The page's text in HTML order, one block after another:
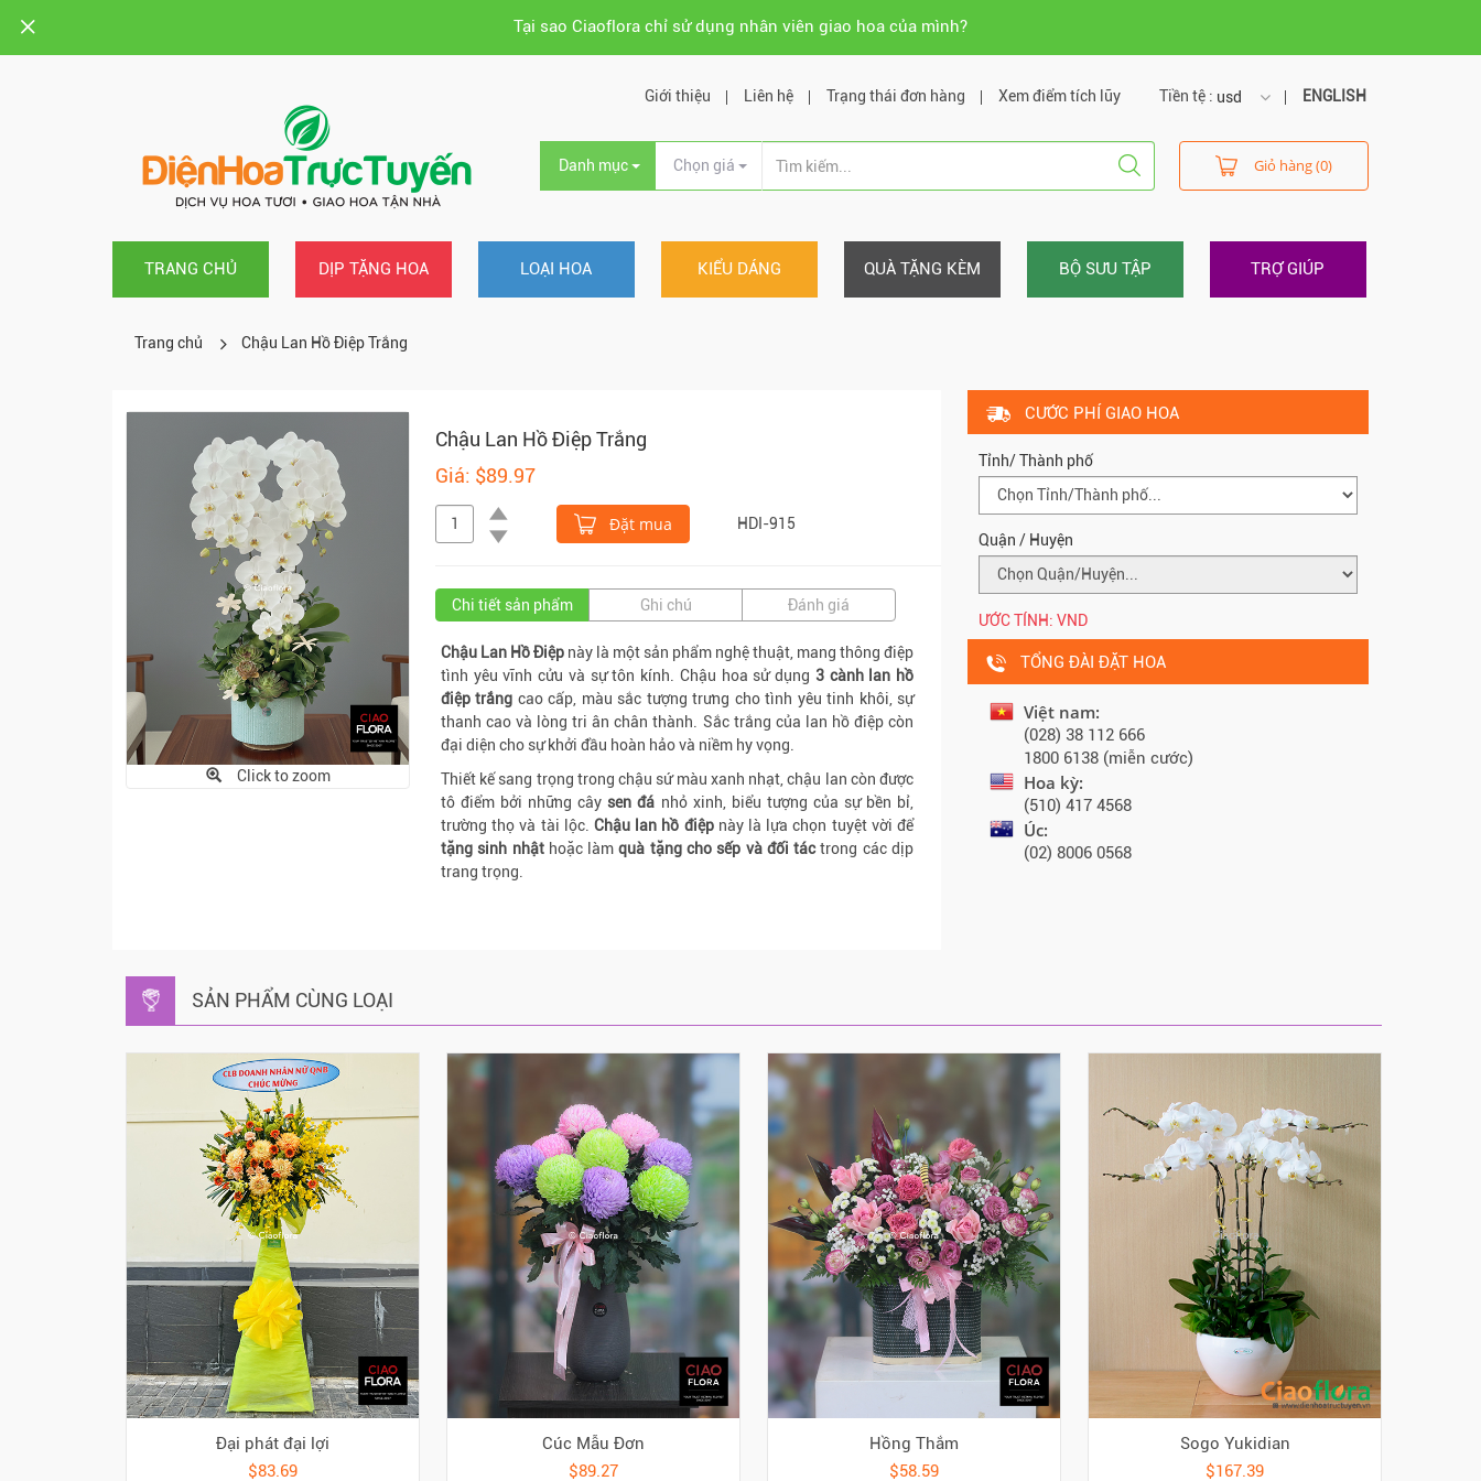
Tại sao Ciaoflora chỉ sử dụng nhân viên giao hoa của mình?
Tiền tệ : usd
usd
vnd
ENGLISH
Giới thiệu Liên hệ Trạng thái đơn hàng Xem điểm tích lũy
Danh mục Chọn giá Giỏ hàng (0)
TRANG CHỦ DỊP TẶNG HOA LOẠI HOA KIỂU DÁNG QUÀ TẶNG KÈM BỘ SƯU TẬP TRỢ GIÚP
Trang chủ Chậu Lan Hồ Điệp Trắng
Click to zoom
Chậu Lan Hồ Điệp Trắng
Giá: $89.97
Đặt mua HDI-915
Chi tiết sản phẩm Ghi chú Đánh giá
Chậu Lan Hồ Điệp này là một sản phẩm nghệ thuật, mang thông điệp
tình yêu vĩnh cửu và sự tôn kính. Chậu hoa sử dụng 3 cành lan hồ
điệp trắng cao cấp, màu sắc tượng trưng cho tình yêu tinh khôi, sự
thanh cao và lòng tri ân chân thành. Sắc trắng của lan hồ điệp còn
đại diện cho sự khởi đầu hoàn hảo và niềm hy vọng.
Thiết kế sang trọng trong chậu sứ màu xanh nhạt, chậu lan còn được
tô điểm bởi những câysen đá nhỏ xinh, biểu tượng của sự bền bỉ,
trường thọ và tài lộc. Chậu lan hồ điệpnày là lựa chọn tuyệt vời để
tặng sinh nhậthoặc làmquà tặng cho sếp và đối táctrong các dịp
trang trọng.
CƯỚC PHÍ GIAO HOA
Tỉnh/ Thành phố
Quận / Huyện
ƯỚC TÍNH: VND
TỔNG ĐÀI ĐẶT HOA
Việt nam:
(028) 38 112 666
1800 6138 (miễn cước)
Hoa kỳ:
(510) 417 4568
Úc:
(02) 8006 0568
SẢN PHẨM CÙNG LOẠI
Đại phát đại lợi
$83.69
Cúc Mẫu Đơn
$89.27
Hồng Thắm
$58.59
Sogo Yukidian
$167.39